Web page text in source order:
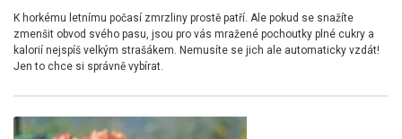
K horkému letnímu počasí zmrzliny prostě patří. Ale pokud se snažíte
zmenšit obvod svého pasu, jsou pro vás mražené pochoutky plné cukry a
kalorií nejspíš velkým strašákem. Nemusíte se jich ale automaticky vzdát!
Jen to chce si správně vybírat.